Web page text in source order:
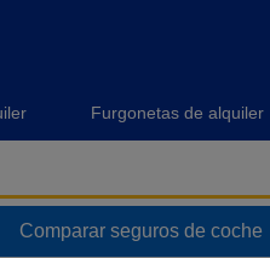
Furgonetas de alquiler
Comparar seguros de coche